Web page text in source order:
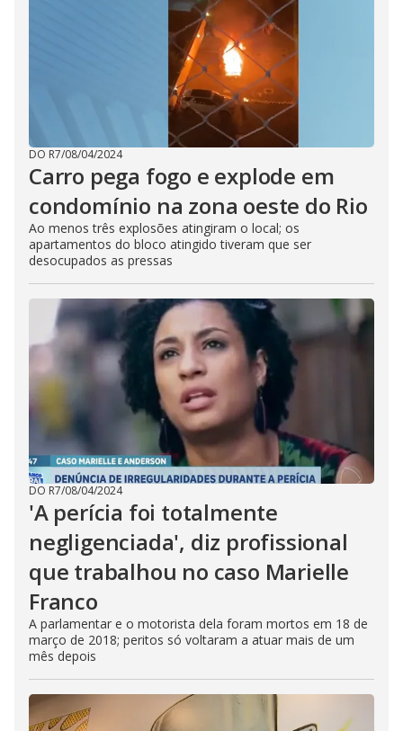
DO R7/08/04/2024
Carro pega fogo e explode em
condomínio na zona oeste do Rio
Ao menos três explosões atingiram o local; os
apartamentos do bloco atingido tiveram que ser
desocupados as pressas
DO R7/08/04/2024
'A perícia foi totalmente
negligenciada', diz profissional
que trabalhou no caso Marielle
Franco
A parlamentar e o motorista dela foram mortos em 18 de
março de 2018; peritos só voltaram a atuar mais de um
mês depois